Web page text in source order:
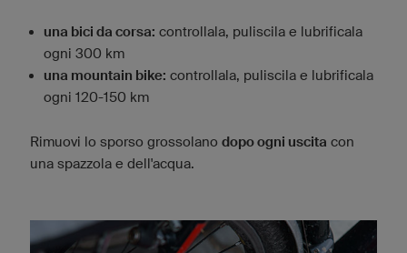
una bici da corsa: controllala, puliscila e lubrificala
ogni 300 km
una mountain bike: controllala, puliscila e lubrificala
ogni 120-150 km
Rimuovi lo sporso grossolano dopo ogni uscita con
una spazzola e dell'acqua.